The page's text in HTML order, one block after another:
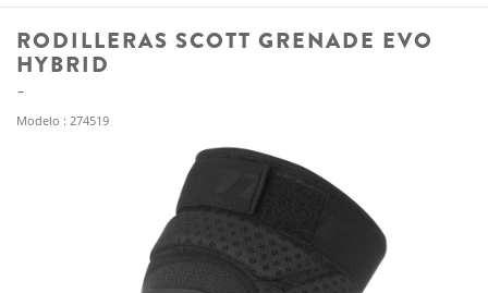
RODILLERAS SCOTT GRENADE EVO
HYBRID
Modelo : 274519